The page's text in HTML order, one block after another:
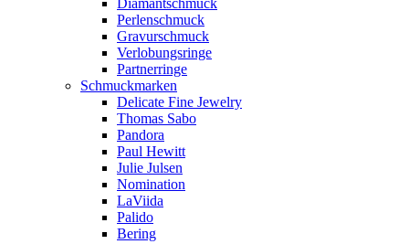
Diamantschmuck
Perlenschmuck
Gravurschmuck
Verlobungsringe
Partnerringe
Schmuckmarken
Delicate Fine Jewelry
Thomas Sabo
Pandora
Paul Hewitt
Julie Julsen
Nomination
LaViida
Palido
Bering